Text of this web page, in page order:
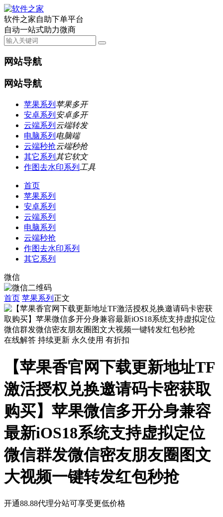
软件之家自助下单平台
自动一站式助力微商
网站导航
网站导航
苹果系列 苹果多开
安卓系列 安卓多开
云端系列 云端转发
电脑系列 电脑端
云端秒抢云端秒抢
其它系列 其它软文
作图去水印系列 工具
首页
苹果系列
安卓系列
云端系列
电脑系列
云端秒抢
作图去水印系列
其它系列
微信
首页 苹果系列 正文
在线解答 持续更新 永久使用 有折扣
【苹果香官网下载更新地址TF
激活授权兑换邀请码卡密获取
购买】苹果微信多开分身兼容
最新iOS18系统支持虚拟定位
微信群发微信密友朋友圈图文
大视频一键转发红包秒抢
开通88.88代理分站可享受更低价格